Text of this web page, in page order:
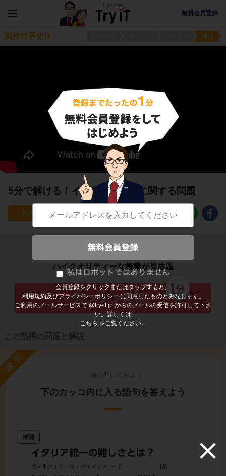
無料会員登録
会員登録をクリックまたはタップすると、
利用規約及びプライバシーポリシー に同意したものとみなします。
ご利用のメールサービスで @try-it.jp からのメールの受信を許可して下さ
い。詳しくは
こちら をご覧ください。
高校世界史B 練習
5分で解ける！イタリアの統一に関する問題
54
子どもの勉強から大人の学び直しまで
ハイクオリティーな授業が見放題
この動画の問題と解説
練習
一緒に解いてみよう
下のカッコ内に入る語句を答えよう